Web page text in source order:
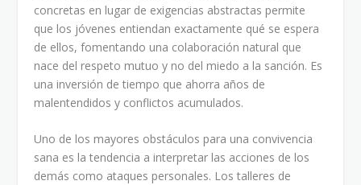
concretas en lugar de exigencias abstractas permite
que los jóvenes entiendan exactamente qué se espera
de ellos, fomentando una colaboración natural que
nace del respeto mutuo y no del miedo a la sanción. Es
una inversión de tiempo que ahorra años de
malentendidos y conflictos acumulados.
Uno de los mayores obstáculos para una convivencia
sana es la tendencia a interpretar las acciones de los
demás como ataques personales. Los talleres de